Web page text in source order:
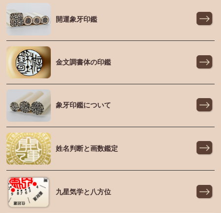
開運象牙印鑑
金文調書体の印鑑
象牙印鑑について
姓名判断と画数鑑定
九星気学と八方位